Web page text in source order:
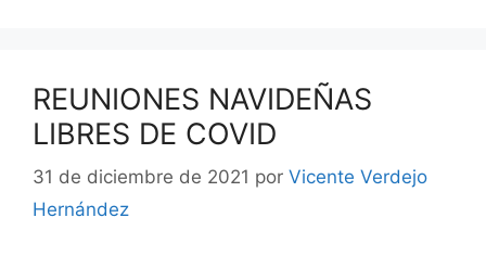
REUNIONES NAVIDEÑAS
LIBRES DE COVID
31 de diciembre de 2021 por Vicente Verdejo
Hernández